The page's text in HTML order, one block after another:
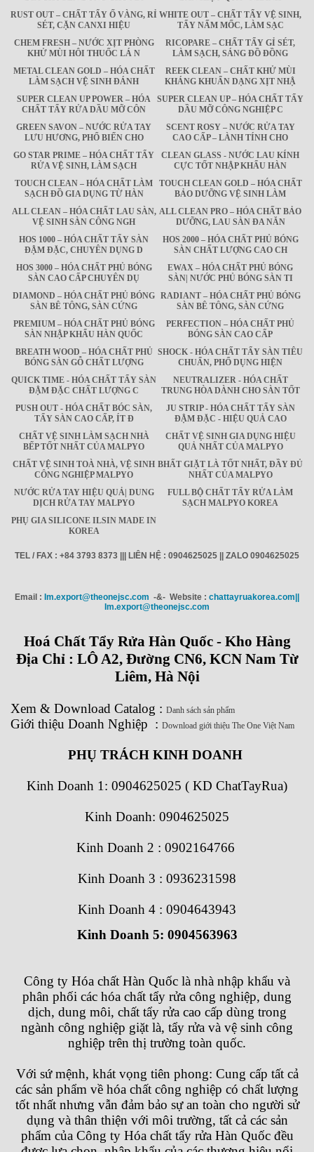
RUST OUT – CHẤT TẨY Ố VÀNG, RỈ
SÉT, CẶN CANXI HIỆU
WHITE OUT – CHẤT TẨY VỆ SINH,
TẨY NẤM MỐC, LÀM SẠC
CHEM FRESH – NƯỚC XỊT PHÒNG
KHỬ MÙI HÔI THUỐC LÁ N
RICOPARE – CHẤT TẨY GỈ SÉT,
LÀM SẠCH, SÁNG ĐỒ ĐỒNG
METAL CLEAN GOLD – HÓA CHẤT
LÀM SẠCH VỆ SINH ĐÁNH
REEK CLEAN – CHẤT KHỬ MÙI
KHÁNG KHUẨN DẠNG XỊT NHẬ
SUPER CLEAN UP POWER – HÓA
CHẤT TẨY RỬA DẦU MỠ CÔN
SUPER CLEAN UP – HÓA CHẤT TẨY
DẦU MỠ CÔNG NGHIỆP C
GREEN SAVON – NƯỚC RỬA TAY
LƯU HƯƠNG, PHỔ BIẾN CHO
SCENT ROSY – NƯỚC RỬA TAY
CAO CẤP – LÀNH TÍNH CHO
GO STAR PRIME – HÓA CHẤT TẨY
RỬA VỆ SINH, LÀM SẠCH
CLEAN GLASS - NƯỚC LAU KÍNH
CỰC TỐT NHẬP KHẨU HÀN
TOUCH CLEAN – HÓA CHẤT LÀM
SẠCH ĐỒ GIA DỤNG TỪ HÀN
TOUCH CLEAN GOLD – HÓA CHẤT
BẢO DƯỠNG VỆ SINH LÀM
ALL CLEAN – HÓA CHẤT LAU SÀN,
VỆ SINH SÀN CÔNG NGH
ALL CLEAN PRO – HÓA CHẤT BẢO
DƯỠNG, LAU SÀN ĐA NĂN
HOS 1000 – HÓA CHẤT TẨY SÀN
ĐẬM ĐẶC, CHUYÊN DỤNG D
HOS 2000 – HÓA CHẤT PHỦ BÓNG
SÀN CHẤT LƯỢNG CAO CH
HOS 3000 – HÓA CHẤT PHỦ BÓNG
SÀN CAO CẤP CHUYÊN DỤ
EWAX – HÓA CHẤT PHỦ BÓNG
SÀN| NƯỚC PHỦ BÓNG SÀN TI
DIAMOND – HÓA CHẤT PHỦ BÓNG
SÀN BÊ TÔNG, SÀN CỨNG
RADIANT – HÓA CHẤT PHỦ BÓNG
SÀN BÊ TÔNG, SÀN CỨNG
PREMIUM – HÓA CHẤT PHỦ BÓNG
SÀN NHẬP KHẨU HÀN QUỐC
PERFECTION – HÓA CHẤT PHỦ
BÓNG SÀN CAO CẤP
BREATH WOOD – HÓA CHẤT PHỦ
BÓNG SÀN GỖ CHẤT LƯỢNG
SHOCK - HÓA CHẤT TẨY SÀN TIÊU
CHUẨN, PHỔ DỤNG HIỆN
QUICK TIME - HÓA CHẤT TẨY SÀN
ĐẬM ĐẶC CHẤT LƯỢNG C
NEUTRALIZER - HÓA CHẤT
TRUNG HÒA DÀNH CHO SÀN TỐT
PUSH OUT - HÓA CHẤT BÓC SÀN,
TẨY SÀN CAO CẤP, ÍT Đ
JU STRIP - HÓA CHẤT TẨY SÀN
ĐẬM ĐẶC - HIỆU QUẢ CAO
CHẤT VỆ SINH LÀM SẠCH NHÀ
BẾP TỐT NHẤT CỦA MALPYO
CHẤT VỆ SINH GIA DỤNG HIỆU
QUẢ NHẤT CỦA MALPYO
CHẤT VỆ SINH TOÀ NHÀ, VỆ SINH
CÔNG NGHIỆP MALPYO
BHẤT GIẶT LÀ TỐT NHẤT, ĐẦY ĐỦ
NHẤT CỦA MALPYO
NƯỚC RỬA TAY HIỆU QUẢ| DUNG
DỊCH RỬA TAY MALPYO
FULL BỘ CHẤT TẨY RỬA LÀM
SẠCH MALPYO KOREA
PHỤ GIA SILICONE ILSIN MADE IN
KOREA
TEL / FAX : +84 3793 8373 ||| LIÊN HỆ : 0904625025 || ZALO 0904625025
Email : Im.export@theonejsc.com -&- Website : chattayruakorea.com||
Im.export@theonejsc.com
Hoá Chất Tẩy Rửa Hàn Quốc - Kho Hàng
Địa Chỉ : LÔ A2, Đường CN6, KCN Nam Từ
Liêm, Hà Nội
Xem & Download Catalog : Danh sách sản phẩm
Giới thiệu Doanh Nghiệp : Download giới thiệu The One Việt Nam
PHỤ TRÁCH KINH DOANH
Kinh Doanh 1: 0904625025 ( KD ChatTayRua)
Kinh Doanh: 0904625025
Kinh Doanh 2 : 0902164766
Kinh Doanh 3 : 0936231598
Kinh Doanh 4 : 0904643943
Kinh Doanh 5: 0904563963
Công ty Hóa chất Hàn Quốc là nhà nhập khẩu và
phân phối các hóa chất tẩy rửa công nghiệp, dung
dịch, dung môi, chất tẩy rửa cao cấp dùng trong
ngành công nghiệp giặt là, tẩy rửa và vệ sinh công
nghiệp trên thị trường toàn quốc.
Với sứ mệnh, khát vọng tiên phong: Cung cấp tất cả
các sản phẩm về hóa chất công nghiệp có chất lượng
tốt nhất nhưng vẫn đảm bảo sự an toàn cho người sử
dụng và thân thiện với môi trường, tất cả các sản
phẩm của Công ty Hóa chất tẩy rửa Hàn Quốcđều